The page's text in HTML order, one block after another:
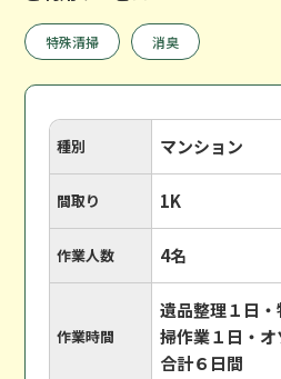
特殊清掃 消臭
種別 マンション
間取り 1K
作業人数 4名
作業時間
遺品整理１日
掃作業１日・
合計６日間